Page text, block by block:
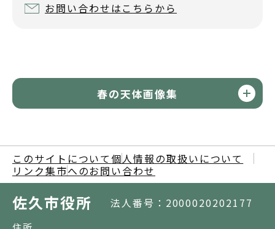
お問い合わせはこちらから
春の天体画像集
このサイトについて 個人情報の取扱いについて
リンク集市へのお問い合わせ
佐久市役所 法人番号：2000020202177